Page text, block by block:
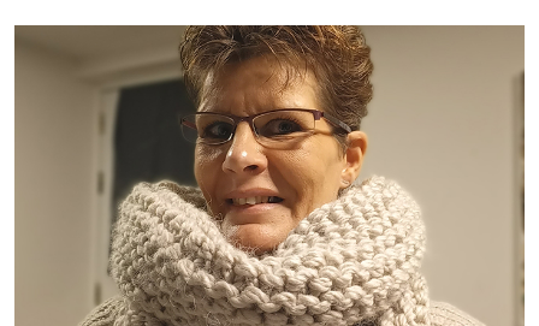
inspiratie
en
materialen
voor
en
haakliefhebbers
in
Breda,
inspiratie
en
materialen
voor
brei-
en
haakliefhebbers